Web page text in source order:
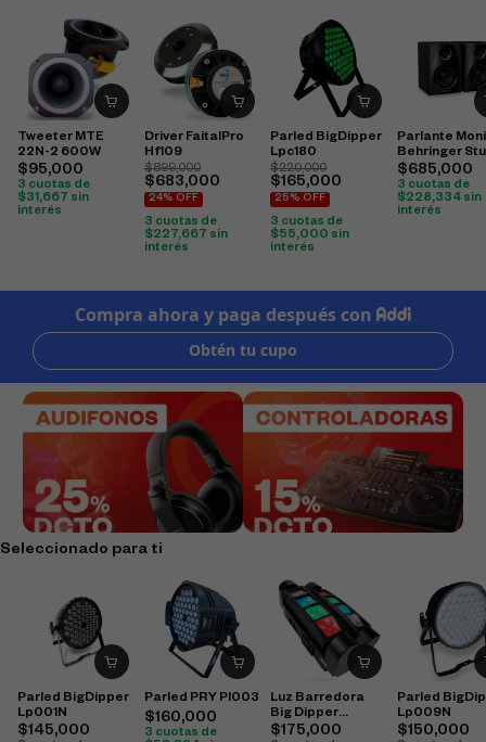
Tweeter MTE
22N-2 600W
$95,000
3 cuotas de
$31,667 sin
interés
Driver FaitalPro
Hf109
$899,000
$683,000
24% OFF
3 cuotas de
$227,667 sin
interés
Parled BigDipper
Lpc180
$220,000
$165,000
25% OFF
3 cuotas de
$55,000 sin
interés
Parlante
Behringer
50Usb
$685,000
3 cuotas de
$228,334sin
interés
Seleccionado para ti
Parled BigDipper
Lp001N
$145,000
Parled PRY Pl003
$160,000
3 cuotas de
Luz Barredora
Big Dipper
Lm30A
$175,000
Parled
Lp009N
$150,000